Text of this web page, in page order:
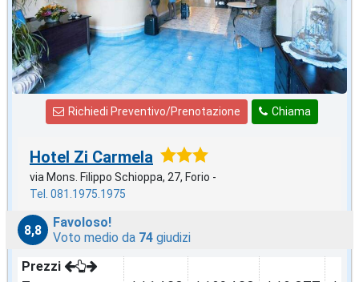
Chiama
Richiedi Preventivo/Prenotazione
Hotel Zi Carmela
via Mons. Filippo Schioppa, 27, Forio -
Tel. 081.1975.1975
8,8
Favoloso!
Voto medio da 74 giudizi
Prezzi